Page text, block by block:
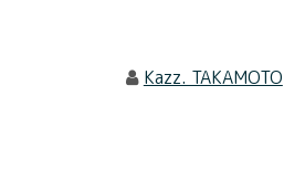
Kazz. TAKAMOTO